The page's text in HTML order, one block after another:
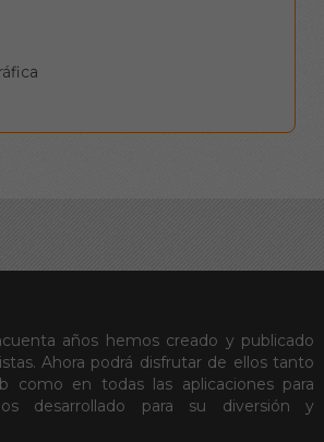
años hemos creado y publicado
Ahora podrá disfrutar de ellos tanto
como en todas las aplicaciones para
desarrollado para su diversión y
botones de
pista y
le ayudarán en el
pero conllevan
en la